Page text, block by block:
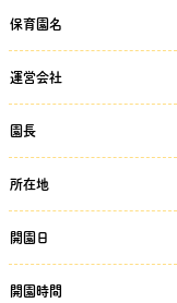
保育園名
運営会社
園長
所在地
開園日
開園時間